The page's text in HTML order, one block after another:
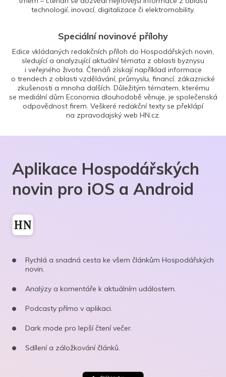
technologií, inovací, digitalizace či elektromobility.
Speciální novinové přílohy
Edice vkládaných redakčních příloh do Hospodářských novin,
sledující a analyzující aktuální témata z oblasti byznysu
i veřejného života. Čtenáři získají například informace
o trendech z oblasti vzdělávání, průmyslu, financí, zákaznické
zkušenosti a mnoha dalších. Důležitým tématem, kterému
se mediální dům Economia dlouhodobě věnuje, je společenská
odpovědnost firem. Veškeré redakční texty se překlápí
na zpravodajský web HN.cz.
Aplikace Hospodářských
novin pro iOS a Android
Rychlá a snadná cesta ke všem článkům Hospodářských
novin.
Analýzy a komentáře k aktuálním událostem.
Podcasty přímo v aplikaci.
Dark mode pro lepší čtení večer.
Sdílení a záložkování článků.